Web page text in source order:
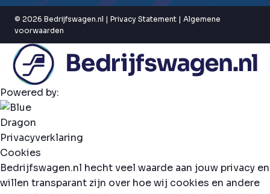
© 2026 Bedrijfswagen.nl | Privacy Statement | Algemene
voorwaarden
Powered by:
Privacyverklaring
Cookies
Bedrijfswagen.nl hecht veel waarde aan jouw privacy en
willen transparant zijn over hoe wij cookies en andere